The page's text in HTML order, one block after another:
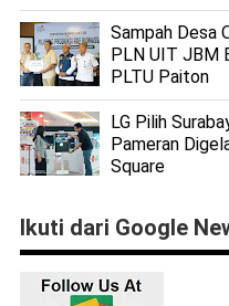
Sampah Desa
PLN UIT JBM
PLTU Paiton
LG Pilih
Pameran
Square
Ikuti dari Google